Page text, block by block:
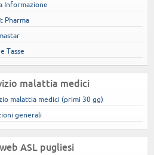
Informazione
Pharma
Tasse
malattia medici
malattia medici (primi 30 gg)
generali
ASL pugliesi